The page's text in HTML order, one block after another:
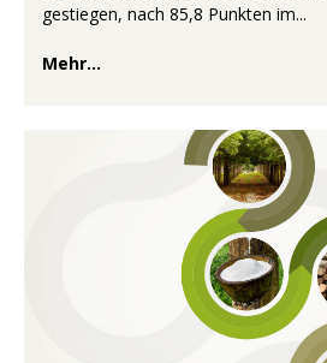
gestiegen, nach 85,8 Punkten im...
Mehr...